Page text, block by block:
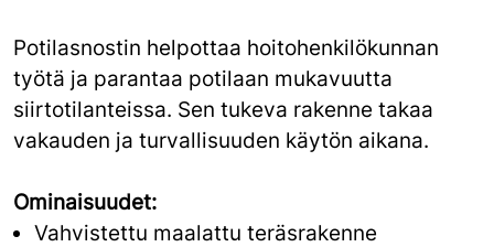
Potilasnostin helpottaa hoitohenkilökunnan
työtä ja parantaa potilaan mukavuutta
siirtotilanteissa. Sen tukeva rakenne takaa
vakauden ja turvallisuuden käytön aikana.
Ominaisuudet:
Vahvistettu maalattu teräsrakenne